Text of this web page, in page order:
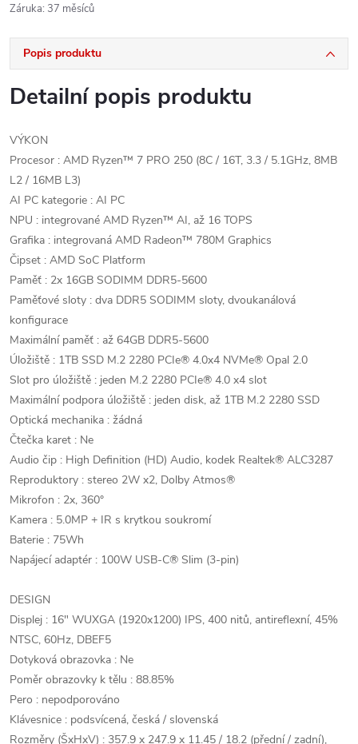
Záruka: 37 měsíců
Popis produktu
Detailní popis produktu
VÝKON
Procesor : AMD Ryzen™ 7 PRO 250 (8C / 16T, 3.3 / 5.1GHz, 8MB
L2 / 16MB L3)
AI PC kategorie : AI PC
NPU : integrované AMD Ryzen™ AI, až 16 TOPS
Grafika : integrovaná AMD Radeon™ 780M Graphics
Čipset : AMD SoC Platform
Paměť : 2x 16GB SODIMM DDR5-5600
Paměťové sloty : dva DDR5 SODIMM sloty, dvoukanálová
konfigurace
Maximální paměť : až 64GB DDR5-5600
Úložiště : 1TB SSD M.2 2280 PCIe® 4.0x4 NVMe® Opal 2.0
Slot pro úložiště : jeden M.2 2280 PCIe® 4.0 x4 slot
Maximální podpora úložiště : jeden disk, až 1TB M.2 2280 SSD
Optická mechanika : žádná
Čtečka karet : Ne
Audio čip : High Definition (HD) Audio, kodek Realtek® ALC3287
Reproduktory : stereo 2W x2, Dolby Atmos®
Mikrofon : 2x, 360°
Kamera : 5.0MP + IR s krytkou soukromí
Baterie : 75Wh
Napájecí adaptér : 100W USB-C® Slim (3-pin)
DESIGN
Displej : 16" WUXGA (1920x1200) IPS, 400 nitů, antireflexní, 45%
NTSC, 60Hz, DBEF5
Dotyková obrazovka : Ne
Poměr obrazovky k tělu : 88.85%
Pero : nepodporováno
Klávesnice : podsvícená, česká / slovenská
Rozměry (ŠxHxV) : 357.9 x 247.9 x 11.45 / 18.2 (přední / zadní),